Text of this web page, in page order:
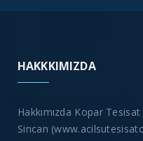
HAKKKIMIZDA
Hakkımızda Kopar
Sincan